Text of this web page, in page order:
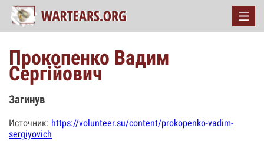
Прокопенко Вадим
Сергійович
Загинув
Источник: https://volunteer.su/content/prokopenko-vadim-
sergiyovich